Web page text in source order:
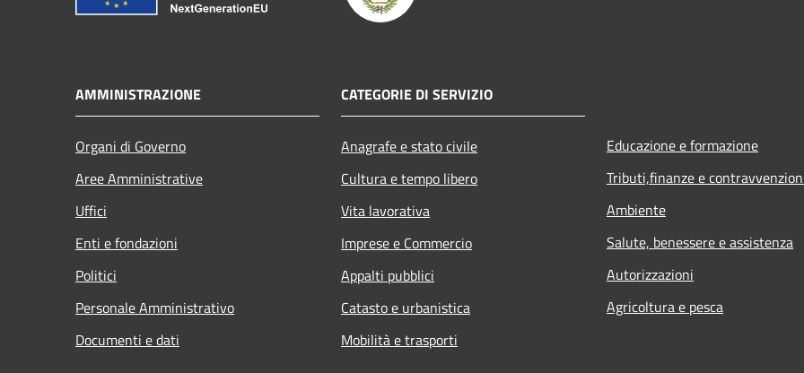
AMMINISTRAZIONE
Organi di Governo
Aree Amministrative
Uffici
Enti e fondazioni
Politici
Personale Amministrativo
Documenti e dati
CATEGORIE DI SERVIZIO
Anagrafe e stato civile
Cultura e tempo libero
Vita lavorativa
Imprese e Commercio
Appalti pubblici
Catasto e urbanistica
Mobilità e trasporti
Educazione e formazione
Tributi,finanze e
Ambiente
Salute, benessere e assistenza
Autorizzazioni
Agricoltura e pesca